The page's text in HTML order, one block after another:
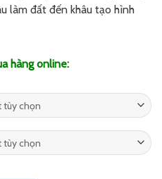
làm đất đến khâu tạo hình
hàng online: